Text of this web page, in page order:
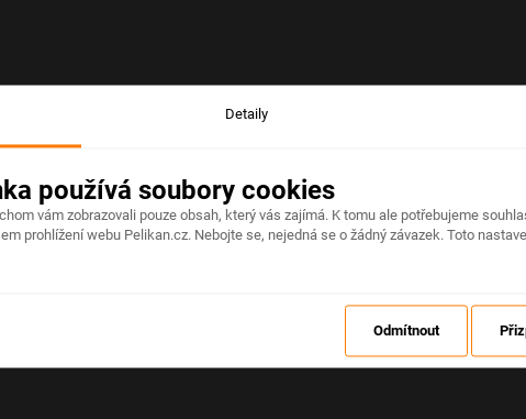
Na stránce došlo k neočekávané chybě
Detaily
používá soubory cookies
vám zobrazovali pouze obsah, který vás zajímá. K tomu ale potřebujeme
prohlížení webu Pelikan.cz. Nebojte se, nejedná se o žádný závazek. Toto
Odmítnout